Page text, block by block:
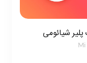
بر اساس آلبوم‌ها،
های اندرویدی از
شیائومی